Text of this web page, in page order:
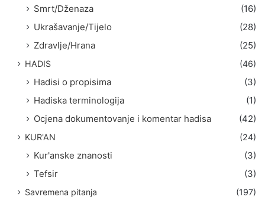
Smrt/Dženaza
(16)
Ukrašavanje/Tijelo
(28)
Zdravlje/Hrana
(25)
HADIS (46)
Hadisi o propisima
(3)
Hadiska terminologija
(1)
Ocjena dokumentovanje i komentar hadisa
(42)
KUR'AN (24)
Kur'anske znanosti
(3)
Tefsir
(3)
Savremena pitanja
(197)